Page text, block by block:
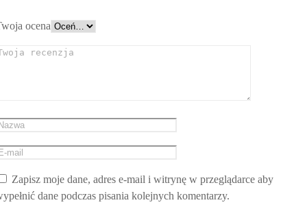
ocena
Zapisz moje dane, adres e-mail i witrynę w przeglądarce aby
dane podczas pisania kolejnych komentarzy.